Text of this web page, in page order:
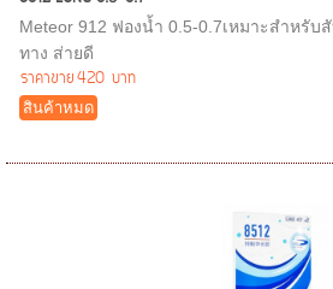
Meteor 912 ฟองน้ำ 0.5-0.7เหมาะสำหรับ
ทาง ส่ายดี
ราคาขาย420 บาท
สินค้าหมด